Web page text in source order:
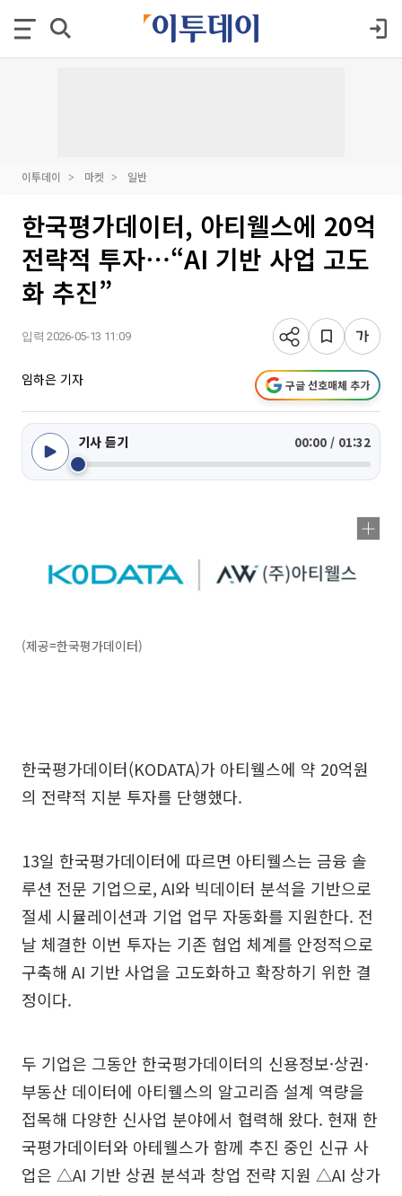
이투데이 마켓 일반
한국평가데이터, 아티웰스에 20억
전략적 투자⋯“AI 기반 사업 고도
화 추진”
입력 2026-05-13 11:09
임하은 기자 구글 선호매체 추가
기사 듣기 00:00 / 01:32
(제공=한국평가데이터)
한국평가데이터(KODATA)가 아티웰스에 약 20억원
의 전략적 지분 투자를 단행했다.
13일 한국평가데이터에 따르면 아티웰스는 금융 솔
루션 전문 기업으로, AI와 빅데이터 분석을 기반으로
절세 시뮬레이션과 기업 업무 자동화를 지원한다. 전
날 체결한 이번 투자는 기존 협업 체계를 안정적으로
구축해 AI 기반 사업을 고도화하고 확장하기 위한 결
정이다.
두 기업은 그동안 한국평가데이터의 신용정보·상권·
부동산 데이터에 아티웰스의 알고리즘 설계 역량을
접목해 다양한 신사업 분야에서 협력해 왔다. 현재 한
국평가데이터와 아테웰스가 함께 추진 중인 신규 사
업은 △AI 기반 상권 분석과 창업 전략 지원 △AI 상가